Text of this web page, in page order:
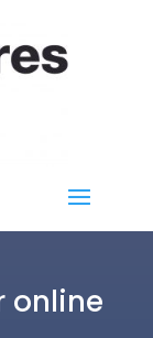
online